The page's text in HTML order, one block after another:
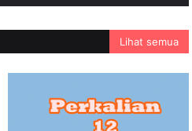
Lihat semua